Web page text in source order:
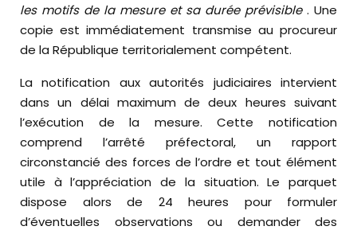
les motifs de la mesure et sa durée prévisible . Une
copie est immédiatement transmise au procureur
de la République territorialement compétent.
La notification aux autorités judiciaires intervient
dans un délai maximum de deux heures suivant
l’exécution de la mesure. Cette notification
comprend l’arrêté préfectoral, un rapport
circonstancié des forces de l’ordre et tout élément
utile à l’appréciation de la situation. Le parquet
dispose alors de 24 heures pour formuler
d’éventuelles observations ou demander des